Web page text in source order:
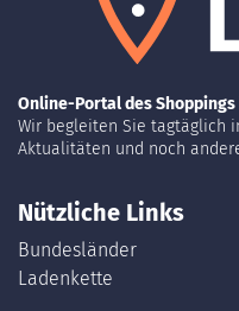
Online-Portal des
Wir begleiten Sie tagtäglich
Aktualitäten und noch
Nützliche Links
Bundesländer
Ladenkette